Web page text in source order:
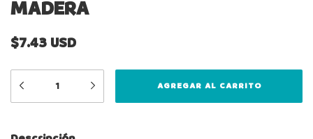
MADERA
$7.43 USD